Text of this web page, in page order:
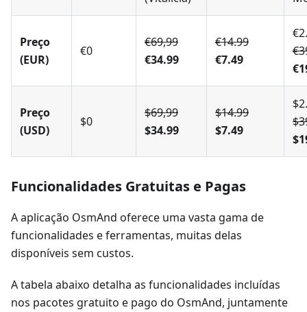
Preço
(EUR)
€0
€69,99
€34.99
€14.99
€7.49
Preço
(USD)
$0
$69,99
$34.99
$14.99
$7.49
Funcionalidades Gratuitas e Pagas
A aplicação OsmAnd oferece uma vasta gama de
funcionalidades e ferramentas, muitas delas
disponíveis sem custos.
A tabela abaixo detalha as funcionalidades incluídas
nos pacotes gratuito e pago do OsmAnd, juntamente